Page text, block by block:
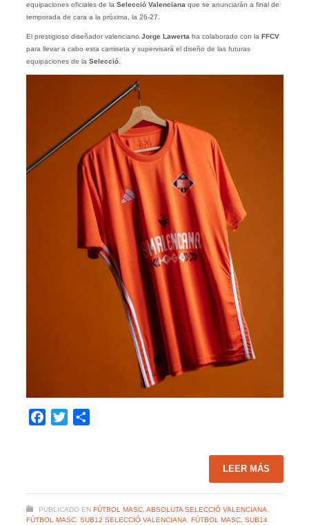
equipaciones oficiales de la Selecció Valenciana que se anunciarán a final de
temporada de cara a la próxima, la 26-27.
El prestigioso diseñador valenciano Jorge Lawertaha colaborado con la FFCV
para llevar a cabo esta camiseta y supervisará el diseño de las futuras
equipaciones de la Selecció.
Facebook
Twitter
LEER MÁS
PUBLICADO EN FÚTBOL MASC. ABSOLUTA SELECCIÓ VALENCIANA
FÚTBOL MASC. SUB12 SELECCIÓ VALENCIANA
FÚTBOL MASC. SUB14